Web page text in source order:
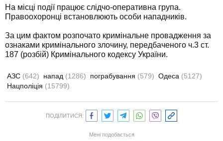
На місці події працює слідчо-оперативна група.
Правоохоронці встановлюють особи нападників.
За цим фактом розпочато кримінальне провадження за
ознаками кримінального злочину, передбаченого ч.3 ст.
187 (розбій) Кримінального кодексу України.
АЗС (642) напад (1286) пограбування (579) Одеса (5127)
Нацполіція (15799)
ПОДІЛИТИСЯ:
Мені подобається